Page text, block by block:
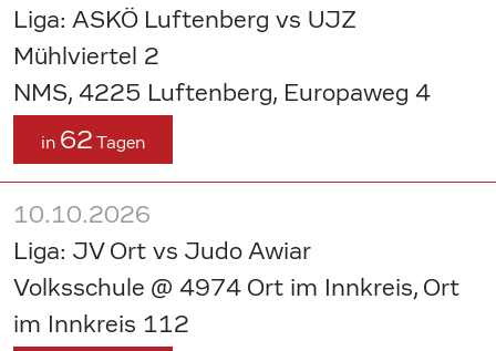
Liga: ASKÖ Luftenberg vs UJZ
Mühlviertel 2
NMS, 4225 Luftenberg, Europaweg 4
in 62 Tagen
10.10.2026
Liga: JV Ort vs Judo Awiar
Volksschule @ 4974 Ort im Innkreis, Ort
im Innkreis 112